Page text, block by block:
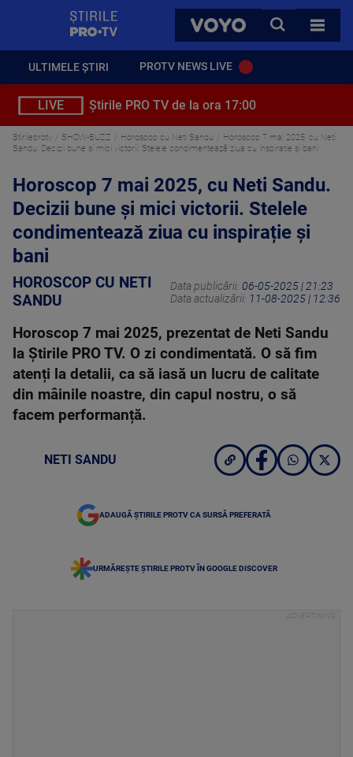
VOYO
CAUTA
TOATE
ULTIMELE ȘTIRI PROTV NEWS LIVE
LIVE Știrile PRO TV de la ora 17:00
Stirileprotv SHOW-BUZZ Horoscop cu Neti Sandu
Horoscop 7 mai 2025, cu Neti
Sandu. Decizii bune și mici victorii. Stelele condimentează ziua cu inspirație și bani
Horoscop 7 mai 2025, cu Neti Sandu.
Decizii bune și mici victorii. Stelele
condimentează ziua cu inspirație și
bani
HOROSCOP CU NETI
SANDU
Data publicării: 06-05-2025 | 21:23
Data actualizării: 11-08-2025 | 12:36
Horoscop 7 mai 2025, prezentat de Neti Sandu
la Știrile PRO TV. O zi condimentată. O să fim
atenți la detalii, ca să iasă un lucru de calitate
din mâinile noastre, din capul nostru, o să
facem performanță.
NETI SANDU
ADAUGĂ ȘTIRILE PROTV CA SURSĂ PREFERATĂ
URMĂREȘTE ȘTIRILE PROTV ÎN GOOGLE DISCOVER